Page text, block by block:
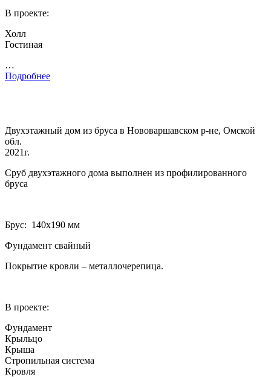
В проекте:
Холл
Гостиная
…
Подробнее
Двухэтажный дом из бруса в Нововаршавском р-не, Омской
обл.
2021г.
Сруб двухэтажного дома выполнен из профилированного
бруса
Брус: 140­х190 мм
Фундамент свайный
Покрытие кровли – металлочерепица.
В проекте:
Фундамент
Крыльцо
Крыша
Стропильная система
Кровля